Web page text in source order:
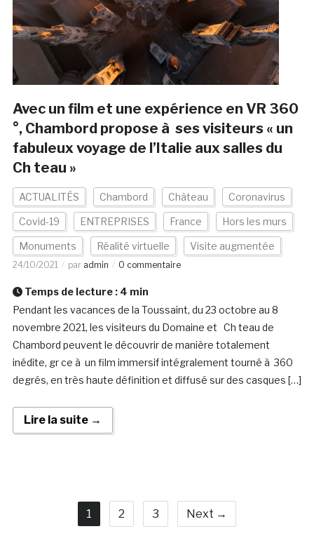
Avec un film et une expérience en VR 360
°, Chambord propose à ses visiteurs « un
fabuleux voyage de l’Italie aux salles du
Ch teau »
ACTUALITÉS Chambord Château Coronavirus
Covid-19 ENTREPRISES France Hors les murs
Monuments Réalité virtuelle Visite augmentée
24/10/2021 par admin 0 commentaire
Temps de lecture : 4 min
Pendant les vacances de la Toussaint, du 23 octobre au 8
novembre 2021, les visiteurs du Domaine et Ch teau de
Chambord peuvent le découvrir de manière totalement
inédite, gr ce à un film immersif intégralement tourné à 360
degrés, en très haute définition et diffusé sur des casques […]
Lire la suite →
1 2 3 Next →